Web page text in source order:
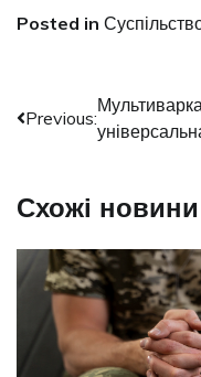
Posted in
Навігація
записів
Previous:
Схожі новини